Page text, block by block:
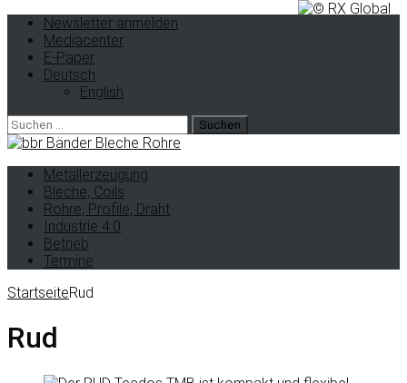
Newsletter anmelden
Mediacenter
E-Paper
Deutsch
English
Suche
nach:
Metallerzeugung
Bleche, Coils
Rohre, Profile, Draht
Industrie 4.0
Betrieb
Termine
StartseiteRud
Rud